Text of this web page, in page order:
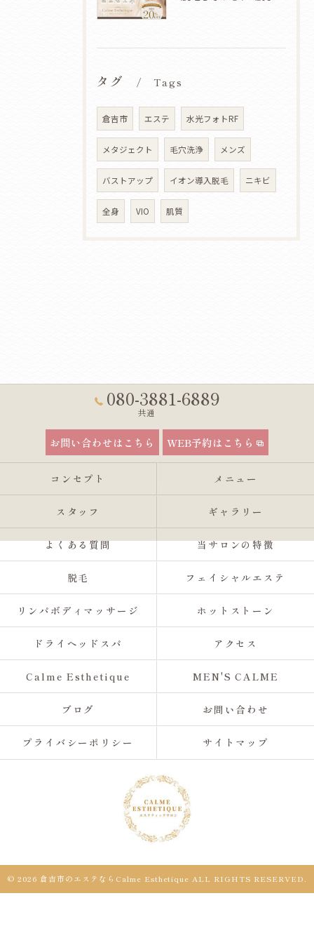
タグ Tags
倉吉市 エステ 水光フォトRF
メタジェクト 毛穴洗浄 メンズ
バストアップ イオン導入脱毛 ニキビ
全身 VIO 肌質
080-3881-6889
共通
お問い合わせはこちら WEB予約はこちら
コンセプト メニュー
スタッフ ギャラリー
よくある質問 当サロンの特徴
脱毛 フェイシャルエステ
リンパボディマッサージ ホットストーン
ドライヘッドスパ アクセス
Calme Esthetique MEN'S CALME
ブログ お問い合わせ
プライバシーポリシー サイトマップ
© 2026 倉吉市のエステならCalme Esthetique ALL RIGHTS RESERVED.